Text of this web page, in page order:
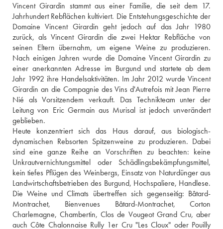
Vincent Girardin stammt aus einer Familie, die seit dem 17.
Jahrhundert Rebflächen kultiviert. Die Entstehungsgeschichte der
Domaine Vincent Girardin geht jedoch auf das Jahr 1980
zurück, als Vincent Girardin die zwei Hektar Rebfläche von
seinen Eltern übernahm, um eigene Weine zu produzieren.
Nach einigen Jahren wurde die Domaine Vincent Girardin zu
einer anerkannten Adresse im Burgund und startete ab dem
Jahr 1992 ihre Handelsaktivitäten. Im Jahr 2012 wurde Vincent
Girardin an die Compagnie des Vins d'Autrefois mit Jean Pierre
Nié als Vorsitzendem verkauft. Das Technikteam unter der
Leitung von Eric Germain aus Murisal ist jedoch unverändert
geblieben.
Heute konzentriert sich das Haus darauf, aus biologisch-
dynamischen Rebsorten Spitzenweine zu produzieren. Dabei
sind eine ganze Reihe an Vorschriften zu beachten: keine
Unkrautvernichtungsmittel oder Schädlingsbekämpfungsmittel,
kein tiefes Pflügen des Weinbergs, Einsatz von Naturdünger aus
Landwirtschaftsbetrieben des Burgund, Hochspaliere, Handlese.
Die Weine und Climats übertreffen sich gegenseitig: Bâtard-
Montrachet, Bienvenues Bâtard-Montrachet, Corton
Charlemagne, Chambertin, Clos de Vougeot Grand Cru, aber
auch Côte Chalonnaise Rully 1er Cru "Les Cloux" oder Pouilly